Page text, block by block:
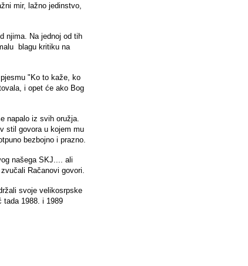
mir, lažno jedinstvo,
njima. Na jednoj od tih
blagu kritiku na
"Ko to kaže, ko
i opet će ako Bog
napalo iz svih oružja.
stil govora u kojem mu
bezbojno i prazno.
našega SKJ.... ali
Račanovi govori.
svoje velikosrpske
tada 1988. i 1989